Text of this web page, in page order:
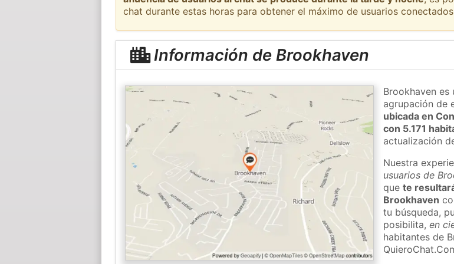
chat durante estas horas para obtener el máximo de usuarios
Información de Brookhaven
Brookhaven
agrupación de
ubicada en
con 5.171
actualización
Nuestra
usuarios de
quete
Brookhaven
tu búsqueda,
posibilita,en
habitantes de